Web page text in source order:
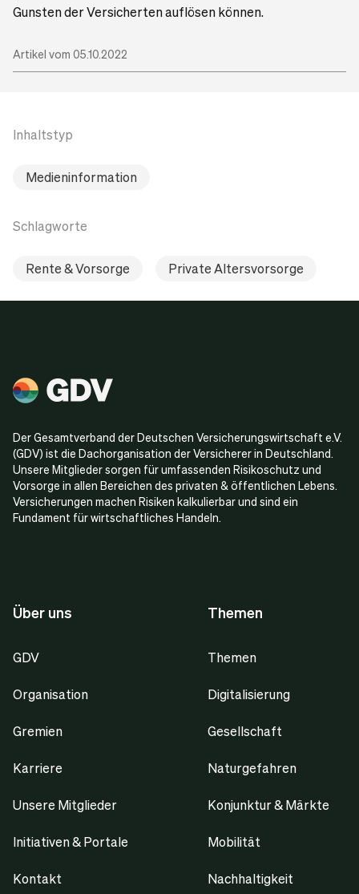
Gunsten der Versicherten auflösen können.
Artikel vom 05.10.2022
Inhaltstyp
Medieninformation
Schlagworte
Rente & Vorsorge Private Altersvorsorge
Der Gesamtverband der Deutschen Versicherungswirtschaft e.V.
(GDV) ist die Dachorganisation der Versicherer in Deutschland.
Unsere Mitglieder sorgen für umfassenden Risikoschutz und
Vorsorge in allen Bereichen des privaten & öffentlichen Lebens.
Versicherungen machen Risiken kalkulierbar und sind ein
Fundament für wirtschaftliches Handeln.
Über uns
GDV
Organisation
Gremien
Karriere
Unsere Mitglieder
Initiativen & Portale
Kontakt
Themen
Themen
Digitalisierung
Gesellschaft
Naturgefahren
Konjunktur & Märkte
Mobilität
Nachhaltigkeit